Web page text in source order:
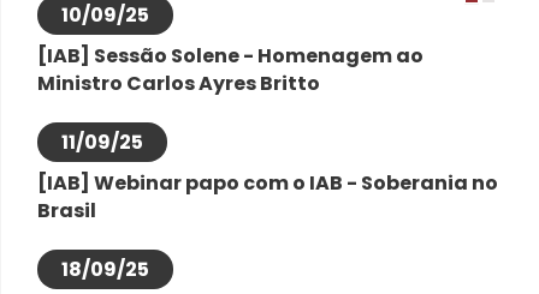
10/09/25
[IAB] Sessão Solene - Homenagem ao
Ministro Carlos Ayres Britto
11/09/25
[IAB] Webinar papo com o IAB - Soberania no
Brasil
18/09/25